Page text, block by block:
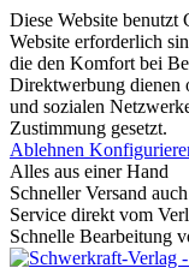
Diese Website benutzt
Website erforderlich
die den Komfort bei
Direktwerbung dienen
und sozialen
Zustimmung gesetzt.
Ablehnen
Alles aus einer Hand
Schneller Versand
Service direkt vom
Schnelle Bearbeitung